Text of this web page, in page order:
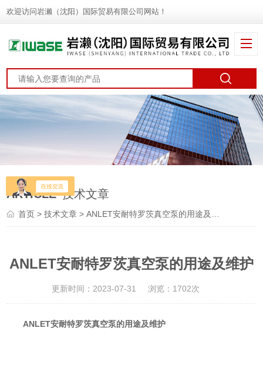
欢迎访问岩濑（沈阳）国际贸易有限公司网站！
ARTICLE 技术文章
首页 >技术文章 > ANLET安耐特罗茨真空泵的用途及维护
ANLET安耐特罗茨真空泵的用途及维护
更新时间：2023-07-31 浏览：1702次
ANLET安耐特罗茨真空泵的用途及维护